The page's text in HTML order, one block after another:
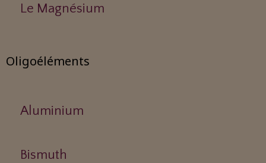
Le Magnésium
Oligoéléments
Aluminium
Bismuth